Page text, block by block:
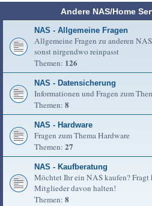
Andere NAS/Home
NAS - Allgemeine Fragen
Allgemeine Fragen zu anderen
sonst nirgendwo reinpasst
Themen: 126
NAS - Datensicherung
Informationen und Fragen zum
Themen: 8
NAS - Hardware
Fragen zum Thema Hardware
Themen: 27
NAS - Kaufberatung
Möchtet Ihr ein NAS kaufen? Fragt
Mitglieder davon halten!
Themen: 8